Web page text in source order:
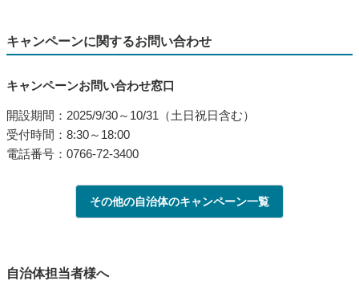
キャンペーンに関するお問い合わせ
キャンペーンお問い合わせ窓口
開設期間：2025/9/30～10/31（土日祝日含む）
受付時間：8:30～18:00
電話番号：0766-72-3400
その他の自治体のキャンペーン一覧
自治体担当者様へ